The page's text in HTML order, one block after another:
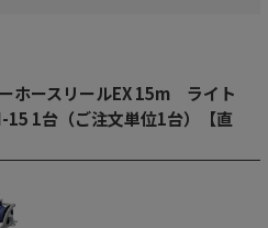
ホースリールEX 15m ライト
15 1台（ご注文単位1台）【直